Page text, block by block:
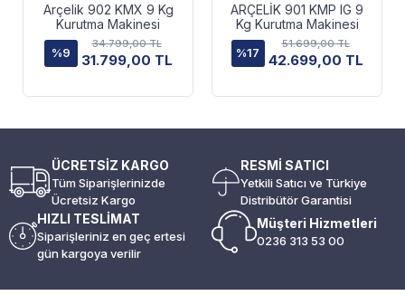
Arçelik 902 KMX 9 Kg
Kurutma Makinesi
%9
34.799,00 TL
31.799,00 TL
ARÇELİK 901 KMP IG 9
Kg Kurutma Makinesi
%17
51.699,00 TL
42.699,00 TL
ÜCRETSİZ KARGO
Tüm Siparişlerinizde
Ücretsiz Kargo
RESMİ SATICI
Yetkili Satıcı ve Türkiye
Distribütör Garantisi
HIZLI TESLİMAT
Siparişleriniz en geç ertesi
gün kargoya verilir
Müşteri Hizmetleri
0236 313 53 00